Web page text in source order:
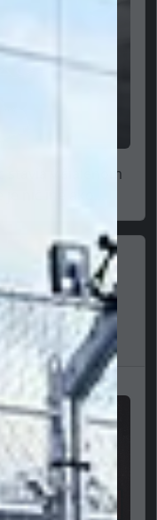
stavia v šialenom
nič iné ako...